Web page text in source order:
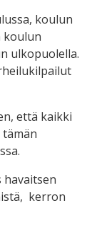
koulun
koulun
ulkopuolella.
että kaikki
havaitsen
kerron